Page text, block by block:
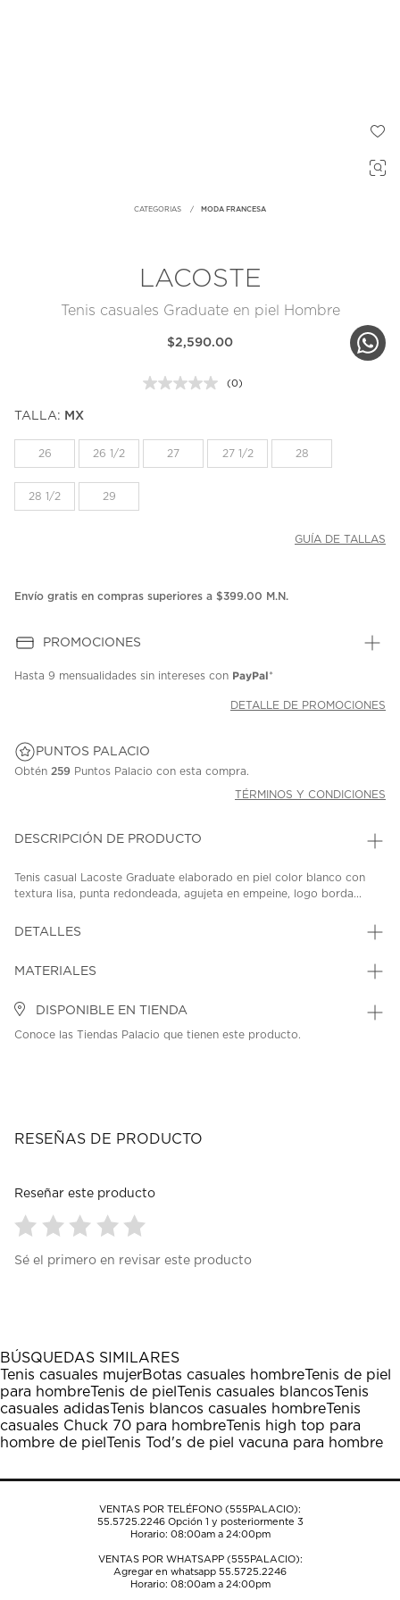
CATEGORIAS MODA FRANCESA
LACOSTE
Tenis casuales Graduate en piel Hombre
$2,590.00
Sin
la
misma
(0)
TALLA: MX
26 26 1/2 27 27 1/2 28
28 1/2 29
GUÍA DE TALLAS
Envío gratis en compras superiores a $399.00 M.N.
PROMOCIONES
Hasta 9 mensualidades sin intereses con PayPal*
DETALLE DE PROMOCIONES
PUNTOS PALACIO
Obtén 259 Puntos Palacio con esta compra.
TÉRMINOS Y CONDICIONES
DESCRIPCIÓN DE PRODUCTO
Tenis casual Lacoste Graduate elaborado en piel color blanco con
textura lisa, punta redondeada, agujeta en empeine, logo borda...
DETALLES
MATERIALES
DISPONIBLE EN TIENDA
Conoce las Tiendas Palacio que tienen este producto.
RESEÑAS DE PRODUCTO
Reseñar este producto
para
1
estrella
Esta
acción
abrirá
el
formulario
envío.
para
estrellas.
Esta
acción
abrirá
el
formulario
envío.
para
estrellas.
Esta
acción
abrirá
el
formulario
envío.
para
estrellas.
Esta
acción
abrirá
el
formulario
envío.
para
estrellas.
Esta
acción
abrirá
el
formulario
envío.
Sé el primero en revisar este producto
BÚSQUEDAS SIMILARES
Tenis casuales mujerBotas casuales hombreTenis de piel
para hombreTenis de piel Tenis casuales blancosTenis
casuales adidasTenis blancos casuales hombreTenis
casuales Chuck 70 para hombreTenis high top para
hombre de piel Tenis Tod's de piel vacuna para hombre
VENTAS POR TELÉFONO (555PALACIO):
55.5725.2246Opción 1 y posteriormente 3
Horario: 08:00am a 24:00pm
VENTAS POR WHATSAPP (555PALACIO):
Agregar en whatsapp 55.5725.2246
Horario: 08:00am a 24:00pm